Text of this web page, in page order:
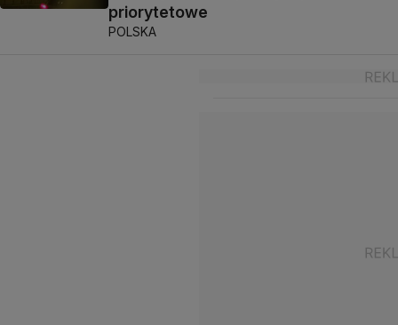
priorytetowe
POLSKA